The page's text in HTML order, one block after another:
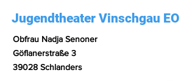
Jugendtheater Vinschgau EO
Obfrau Nadja Senoner
Göflanerstraße 3
39028 Schlanders